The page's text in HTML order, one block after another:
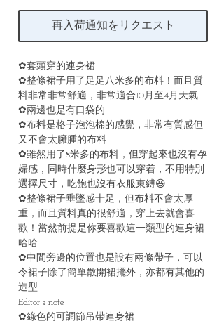
再入荷通知をリクエスト
✿套頭穿的連身裙
✿整條裙子用了足足八米多的布料！而且質
料非常非常舒適，非常適合10月至4月天氣
✿兩邊也是有口袋的
✿布料是格子泡泡棉的感覺，非常有質感但
又不會太臃腫的布料
✿雖然用了8米多的布料，但穿起來也沒有孕
婦感，同時什麼身形也可以穿着，不用特別
選擇尺寸，吃飽也沒有衣服束縛😆
✿整條裙子垂墜感十足，但布料不會太厚
重，而且質料真的很舒適，穿上去就會喜
歡！當然前提是你要喜歡這一類型的連身裙
哈哈
✿中間旁邊的位置也是設有兩條帶子，可以
令裙子除了簡單散開裙擺外，亦都有其他的
造型
Editor's note
✿綠色的可調節吊帶連身裙